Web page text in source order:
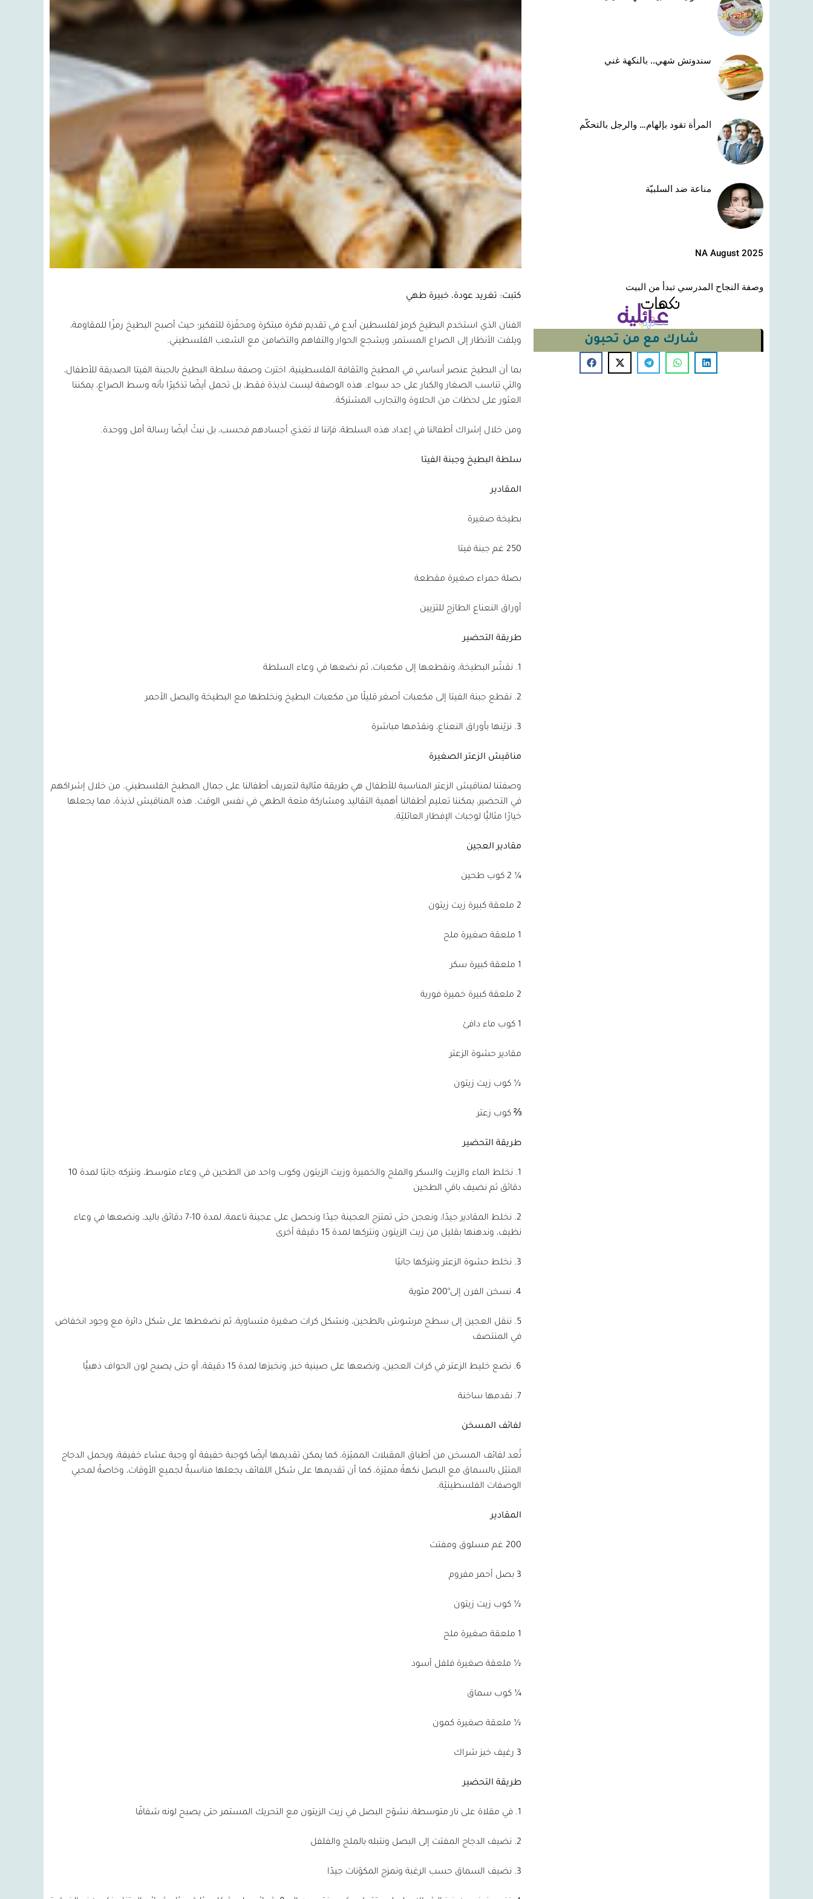
سندوتش شهي.. بالنكهة غني
المرأة تقود بإلهام… والرجل بالتحكّم
مناعة ضد السلبيّة
NA August 2025
وصفة النجاح المدرسي تبدأ من البيت
شارك مع من تحبون
كتبت: تغريد عودة، خبيرة طهي
الفنان الذي استخدم البطيخ كرمز لفلسطين أبدع في تقديم فكرة مبتكرة ومحفّزة للتفكير؛ حيث أصبح البطيخ رمزًا للمقاومة،
ويلفت الأنظار إلى الصراع المستمر، ويشجع الحوار والتفاهم والتضامن مع الشعب الفلسطيني.
بما أن البطيخ عنصر أساسي في المطبخ والثقافة الفلسطينية، اخترت وصفة سلطة البطيخ بالجبنة الفيتا الصديقة للأطفال،
والتي تناسب الصغار والكبار على حد سواء. هذه الوصفة ليست لذيذة فقط، بل تحمل أيضًا تذكيرًا بأنه وسط الصراع، يمكننا
العثور على لحظات من الحلاوة والتجارب المشتركة.
ومن خلال إشراك أطفالنا في إعداد هذه السلطة، فإننا لا تغذي أجسادهم فحسب، بل نبثّ أيضًا رسالة أمل ووحدة.
سلطة البطيخ وجبنة الفيتا
المقادير
بطيخة صغيرة
250 غم جبنة فيتا
بصلة حمراء صغيرة مقطعة
أوراق النعناع الطازج للتزيين
طريقة التحضير
1. نقشّر البطيخة، ونقطعها إلى مكعبات، ثم نضعها في وعاء السلطة
2. نقطع جبنة الفيتا إلى مكعبات أصغر قليلًا من مكعبات البطيخ ونخلطها مع البطيخة والبصل الأحمر
3. نزيّنها بأوراق النعناع، ونقدّمها مباشرة
مناقيش الزعتر الصغيرة
وصفتنا لمناقيش الزعتر المناسبة للأطفال هي طريقة مثالية لتعريف أطفالنا على جمال المطبخ الفلسطيني. من خلال إشراكهم
في التحضير، يمكننا تعليم أطفالنا أهمية التقاليد ومشاركة متعة الطهي في نفس الوقت. هذه المناقيش لذيذة، مما يجعلها
خيارًا مثاليًّا لوجبات الإفطار العائليّة.
مقادير العجين
¼ 2 كوب طحين
2 ملعقة كبيرة زيت زيتون
1 ملعقة صغيرة ملح
1 ملعقة كبيرة سكر
2 ملعقة كبيرة خميرة فورية
1 كوب ماء دافئ
مقادير حشوة الزعتر
½ كوب زيت زيتون
⅔ كوب زعتر
طريقة التحضير
1. نخلط الماء والزيت والسكر والملح والخميرة وزيت الزيتون وكوب واحد من الطحين في وعاء متوسط، ونتركه جانبًا لمدة 10
دقائق ثم نضيف باقي الطحين
2. نخلط المقادير جيدًا، ونعجن حتى تمتزج العجينة جيدًا ونحصل على عجينة ناعمة، لمدة 10-7 دقائق باليد، ونضعها في وعاء
نظيف، وندهنها بقليل من زيت الزيتون ونتركها لمدة 15 دقيقة أخرى
3. نخلط حشوة الزعتر ونتركها جانبًا
4. نسخن الفرن إلى°200 مئوية
5. ننقل العجين إلى سطح مرشوش بالطحين، ونشكل كرات صغيرة متساوية، ثم نضغطها على شكل دائرة مع وجود انخفاض
في المنتصف
6. نضع خليط الزعتر في كرات العجين، ونضعها على صينية خبز، ونخبزها لمدة 15 دقيقة، أو حتى يصبح لون الحواف ذهبيًّا
7. نقدمها ساخنة
لفائف المسخن
تُعد لفائف المسخن من أطباق المقبلات المميّزة، كما يمكن تقديمها أيضًا كوجبة خفيفة أو وجبة عشاء خفيفة، ويحمل الدجاج
المتبّل بالسماق مع البصل نكهةً مميّزة، كما أن تقديمها على شكل اللفائف يجعلها مناسبةً لجميع الأوقات، وخاصةً لمحبي
الوصفات الفلسطينيّة.
المقادير
200 غم مسلوق ومفتت
3 بصل أحمر مفروم
½ كوب زيت زيتون
1 ملعقة صغيرة ملح
½ ملعقة صغيرة فلفل أسود
¼ كوب سماق
½ ملعقة صغيرة كمون
3 رغيف خبز شراك
طريقة التحضير
1. في مقلاة على نار متوسطة، نشوّح البصل في زيت الزيتون مع التحريك المستمر حتى يصبح لونه شفافًا
2. نضيف الدجاج المفتت إلى البصل ونتبله بالملح والفلفل
3. نضيف السماق حسب الرغبة ونمزج المكوّنات جيدًا